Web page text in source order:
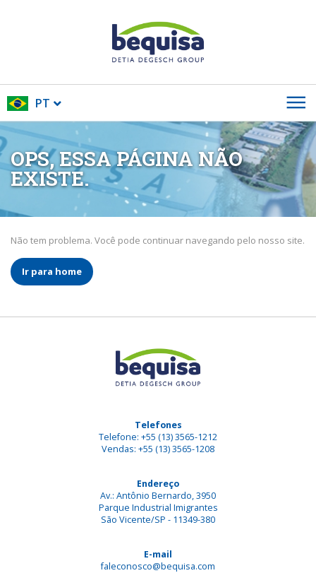
PT
OPS, ESSA PÁGINA NÃO
EXISTE.
Não tem problema. Você pode continuar navegando pelo nosso site.
Ir para home
Telefones
Telefone: +55 (13) 3565-1212
Vendas: +55 (13) 3565-1208
Endereço
Av.: Antônio Bernardo, 3950
Parque Industrial Imigrantes
São Vicente/SP - 11349-380
E-mail
faleconosco@bequisa.com